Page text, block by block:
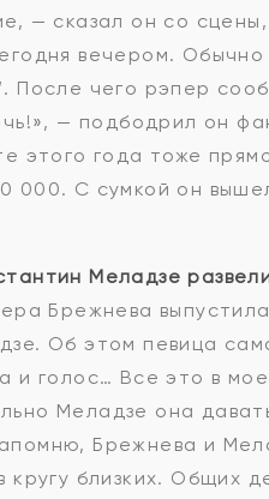
— сказал он со
вечером.
После чего рэпер
— подбодрил он
этого года тоже
000. С сумкой он
Меладзе
Брежнева
Об этом певица
и голос… Все это в
Меладзе она
Брежнева и
кругу близких. Общих